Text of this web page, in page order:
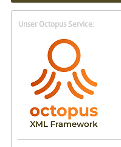
Unser Octopus Service: